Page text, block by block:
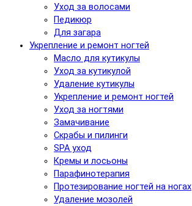
Уход за волосами
Педикюр
Для загара
Укрепление и ремонт ногтей
Масло для кутикулы
Уход за кутикулой
Удаление кутикулы
Укрепление и ремонт ногтей
Уход за ногтями
Замачивание
Скрабы и пилинги
SPA уход
Кремы и лосьоны
Парафинотерапия
Протезирование ногтей на ногах
Удаление мозолей